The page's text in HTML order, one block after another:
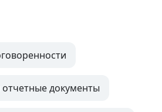
документы